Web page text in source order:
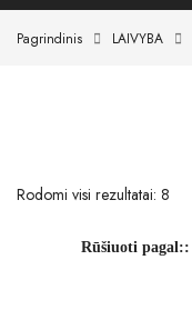
Pagrindinis LAIVYBA
Rodomi visi rezultatai: 8
Rūšiuoti pagal::